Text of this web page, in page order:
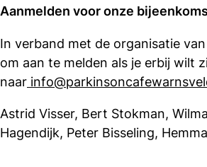
Aanmelden voor onze
In verband met de organisatie
om aan te melden als je erbij wilt
naar
Astrid Visser, Bert Stokman,
Hagendijk, Peter Bisseling,